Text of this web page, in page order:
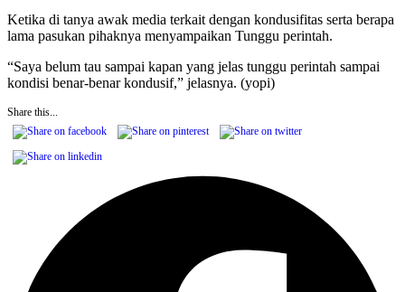
Ketika di tanya awak media terkait dengan kondusifitas serta berapa
lama pasukan pihaknya menyampaikan Tunggu perintah.
“Saya belum tau sampai kapan yang jelas tunggu perintah sampai
kondisi benar-benar kondusif,” jelasnya. (yopi)
Share this...